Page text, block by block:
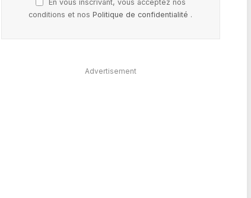
En vous inscrivant, vous acceptez nos
conditions et nosPolitique de confidentialité .
Advertisement